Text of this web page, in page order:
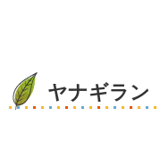
ヤナギラン